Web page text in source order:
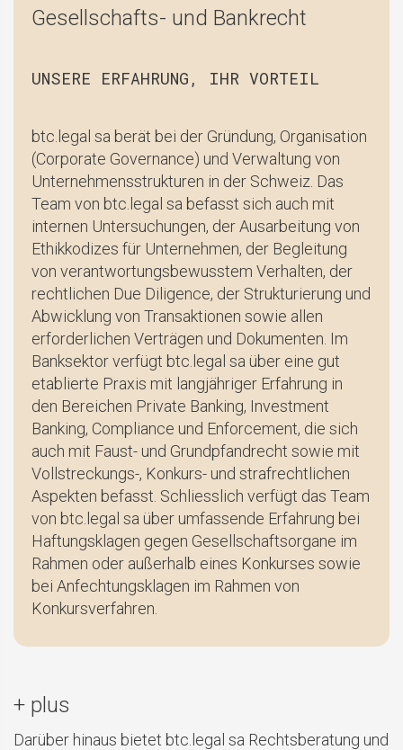
Gesellschafts- und Bankrecht
UNSERE ERFAHRUNG, IHR VORTEIL
btc.legal sa berät bei der Gründung, Organisation
(Corporate Governance) und Verwaltung von
Unternehmensstrukturen in der Schweiz. Das
Team von btc.legal sa befasst sich auch mit
internen Untersuchungen, der Ausarbeitung von
Ethikkodizes für Unternehmen, der Begleitung
von verantwortungsbewusstem Verhalten, der
rechtlichen Due Diligence, der Strukturierung und
Abwicklung von Transaktionen sowie allen
erforderlichen Verträgen und Dokumenten. Im
Banksektor verfügt btc.legal sa über eine gut
etablierte Praxis mit langjähriger Erfahrung in
den Bereichen Private Banking, Investment
Banking, Compliance und Enforcement, die sich
auch mit Faust- und Grundpfandrecht sowie mit
Vollstreckungs-, Konkurs- und strafrechtlichen
Aspekten befasst. Schliesslich verfügt das Team
von btc.legal sa über umfassende Erfahrung bei
Haftungsklagen gegen Gesellschaftsorgane im
Rahmen oder außerhalb eines Konkurses sowie
bei Anfechtungsklagen im Rahmen von
Konkursverfahren.
+ plus
Darüber hinaus bietet btc.legal sa Rechtsberatung und